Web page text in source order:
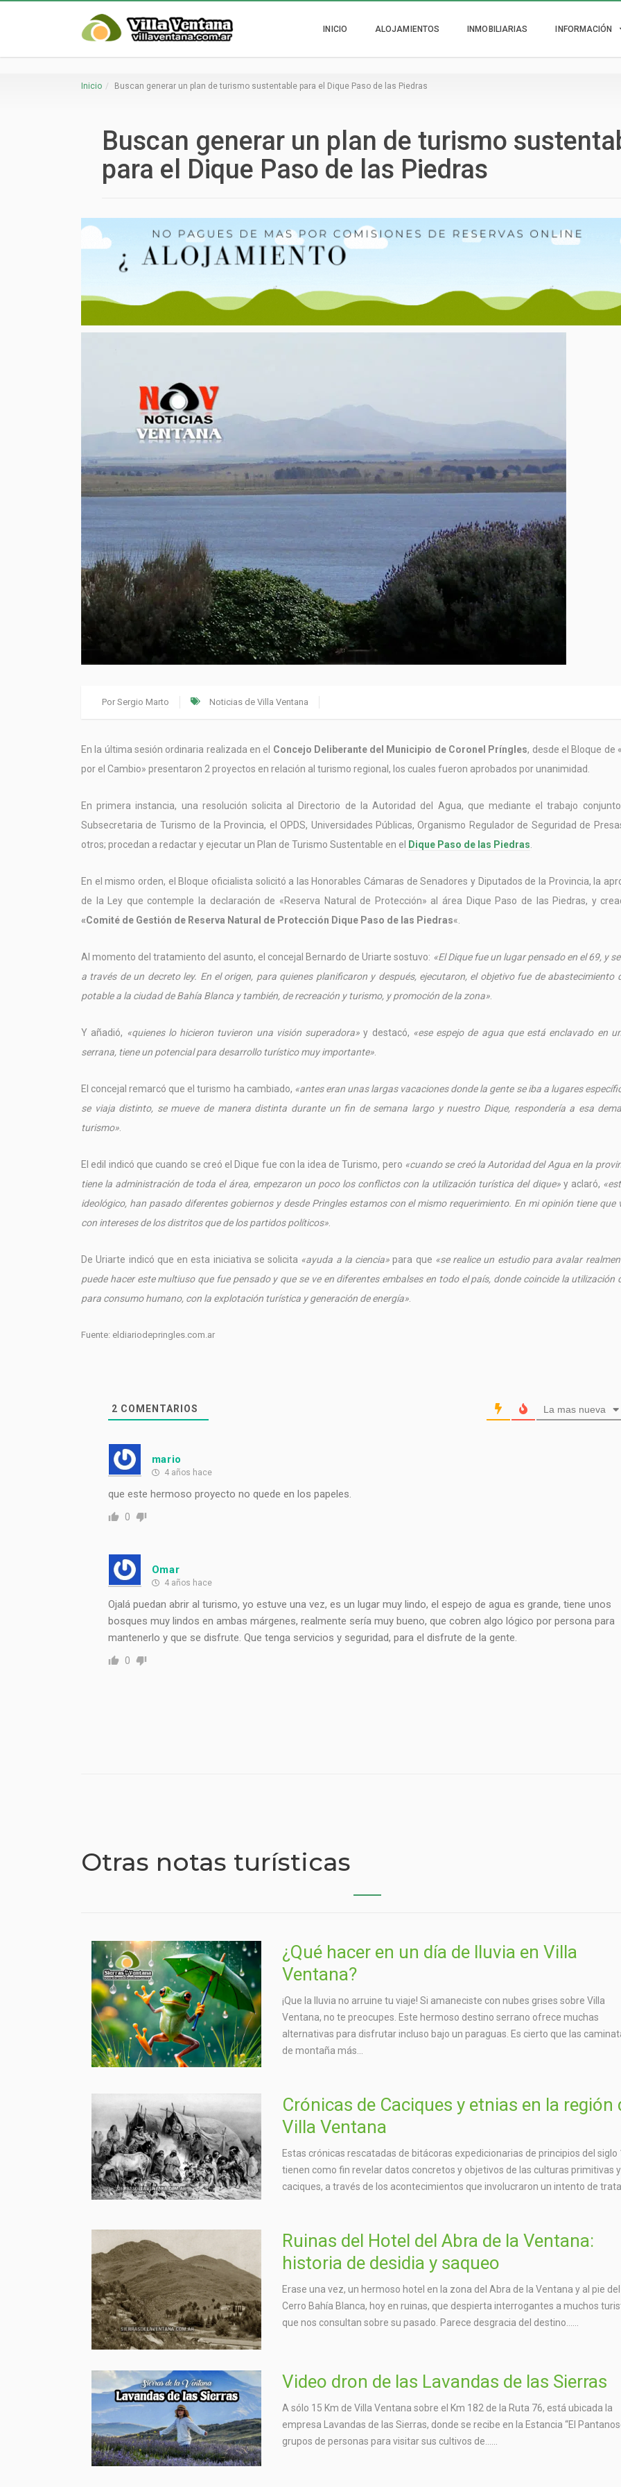
INICIO ALOJAMIENTOS INMOBILIARIAS INFORMACIÓN
Inicio Buscan generar un plan de turismo sustentable para el Dique Paso de las Piedras
Buscan generar un plan de turismo
para el Dique Paso de las Piedras
Por Sergio Marto Noticias de Villa Ventana
En la última sesión ordinaria realizada en el Concejo Deliberante del Municipio de Coronel Príngles, desde el Bloque de
por el Cambio» presentaron 2 proyectos en relación al turismo regional, los cuales fueron aprobados por unanimidad.
En primera instancia, una resolución solicita al Directorio de la Autoridad del Agua, que mediante el trabajo
Subsecretaria de Turismo de la Provincia, el OPDS, Universidades Públicas, Organismo Regulador de Seguridad de
otros; procedan a redactar y ejecutar un Plan de Turismo Sustentable en el
Dique Paso de las Piedras.
En el mismo orden, el Bloque oficialista solicitó a las Honorables Cámaras de Senadores y Diputados de la Provincia, la
de la Ley que contemple la declaración de «Reserva Natural de Protección» al área Dique Paso de las Piedras, y
«Comité de Gestión de Reserva Natural de Protección Dique Paso de las Piedras«.
Al momento del tratamiento del asunto, el concejal Bernardo de Uriarte sostuvo: «El Dique fue un lugar pensado en el 69, y
a través de un decreto ley. En el origen, para quienes planificaron y después, ejecutaron, el objetivo fue de abastecimiento
potable a la ciudad de Bahía Blanca y también, de recreación y turismo, y promoción de la zona».
Y añadió, «quienes lo hicieron tuvieron una visión superadora» y destacó, «ese espejo de agua que está enclavado en
serrana, tiene un potencial para desarrollo turístico muy importante».
El concejal remarcó que el turismo ha cambiado, «antes eran unas largas vacaciones donde la gente se iba a lugares
se viaja distinto, se mueve de manera distinta durante un fin de semana largo y nuestro Dique, respondería a esa
turismo».
El edil indicó que cuando se creó el Dique fue con la idea de Turismo, pero «cuando se creó la Autoridad del Agua en la
tiene la administración de toda el área, empezaron un poco los conflictos con la utilización turística del dique»y aclaró,
ideológico, han pasado diferentes gobiernos y desde Pringles estamos con el mismo requerimiento. En mi opinión tiene que
con intereses de los distritos que de los partidos políticos».
De Uriarte indicó que en esta iniciativa se solicita «ayuda a la ciencia» para que «se realice un estudio para avalar
puede hacer este multiuso que fue pensado y que se ve en diferentes embalses en todo el país, donde coincide la utilización
para consumo humano, con la explotación turística y generación de energía».
Fuente: eldiariodepringles.com.ar
2 COMENTARIOS La mas nueva
mario
4 años hace
que este hermoso proyecto no quede en los papeles.
0
Omar
4 años hace
Ojalá puedan abrir al turismo, yo estuve una vez, es un lugar muy lindo, el espejo de agua es grande, tiene unos
bosques muy lindos en ambas márgenes, realmente sería muy bueno, que cobren algo lógico por persona para
mantenerlo y que se disfrute. Que tenga servicios y seguridad, para el disfrute de la gente.
0
Otras notas turísticas
¿Qué hacer en un día de lluvia en Villa
Ventana?
¡Que la lluvia no arruine tu viaje! Si amaneciste con nubes grises sobre Villa
Ventana, no te preocupes. Este hermoso destino serrano ofrece muchas
alternativas para disfrutar incluso bajo un paraguas. Es cierto que las
de montaña más...
Crónicas de Caciques y etnias en la región
Villa Ventana
Estas crónicas rescatadas de bitácoras expedicionarias de principios del siglo
tienen como fin revelar datos concretos y objetivos de las culturas primitivas
caciques, a través de los acontecimientos que involucraron un intento de
Ruinas del Hotel del Abra de la Ventana:
historia de desidia y saqueo
Erase una vez, un hermoso hotel en la zona del Abra de la Ventana y al pie del
Cerro Bahía Blanca, hoy en ruinas, que despierta interrogantes a muchos
que nos consultan sobre su pasado. Parece desgracia del destino…...
Video dron de las Lavandas de las Sierras
A sólo 15 Km de Villa Ventana sobre el Km 182 de la Ruta 76, está ubicada la
empresa Lavandas de las Sierras, donde se recibe en la Estancia “El
grupos de personas para visitar sus cultivos de…...